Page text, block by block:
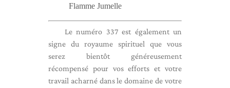
Flamme Jumelle
Le numéro 337 est également un
signe du royaume spirituel que vous
serez bientôt généreusement
récompensé pour vos efforts et votre
travail acharné dans le domaine de votre